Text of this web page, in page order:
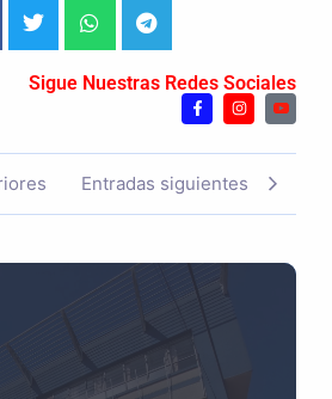
Sigue Nuestras Redes Sociales
Entradas siguientes